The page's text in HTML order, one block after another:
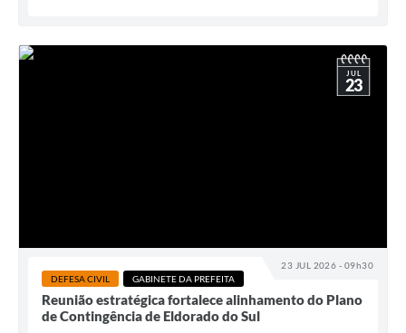
23 JUL 2026 - 09h30
JUL
23
DEFESA CIVIL GABINETE DA PREFEITA
Reunião estratégica fortalece alinhamento do Plano
de Contingência de Eldorado do Sul